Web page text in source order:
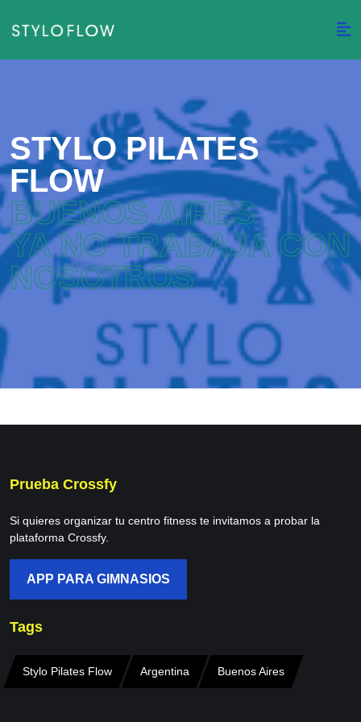
STYLO PILATES
FLOW
BUENOS AIRES
YA NO TRABAJA CON
NOSOTROS
Prueba Crossfy
Si quieres organizar tu centro fitness te invitamos a probar la
plataforma Crossfy.
APP PARA GIMNASIOS
Tags
Stylo Pilates Flow Argentina Buenos Aires